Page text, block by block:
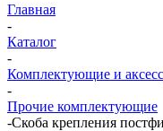
Главная
-
Каталог
-
Комплектующие и
-
Прочие комплектующие
-Скоба крепления